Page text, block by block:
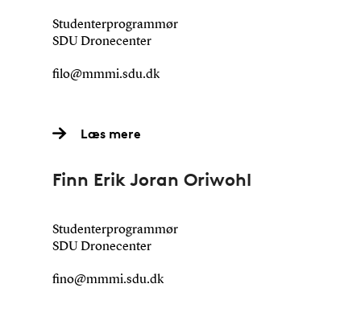
Studenterprogrammør
SDU Dronecenter
filo@mmmi.sdu.dk
Læs mere
Finn Erik Joran Oriwohl
Studenterprogrammør
SDU Dronecenter
fino@mmmi.sdu.dk